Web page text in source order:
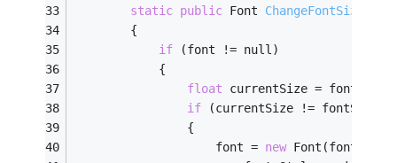
static public Font ChangeFontSize
        {
if (font != null)
            {
float currentSize =
if (currentSize != fontSize)
                {
                    font =
new